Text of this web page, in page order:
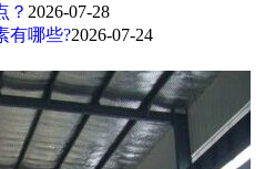
？ 2026-07-28
有哪些?2026-07-24